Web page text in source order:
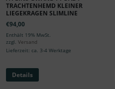
TRACHTENHEMD KLEINER
LIEGEKRAGEN SLIMLINE
€94,00
Enthält 19% MwSt.
zzgl. Versand
Lieferzeit: ca. 3-4 Werktage
Details